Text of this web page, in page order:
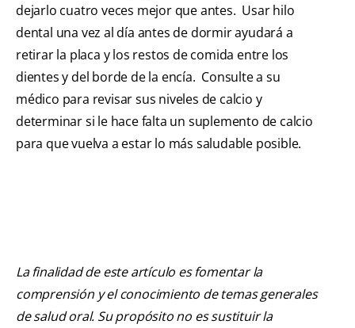
dejarlo cuatro veces mejor que antes. Usar hilo
dental una vez al día antes de dormir ayudará a
retirar la placa y los restos de comida entre los
dientes y del borde de la encía. Consulte a su
médico para revisar sus niveles de calcio y
determinar si le hace falta un suplemento de calcio
para que vuelva a estar lo más saludable posible.
La finalidad de este artículo es fomentar la
comprensión y el conocimiento de temas generales
de salud oral. Su propósito no es sustituir la